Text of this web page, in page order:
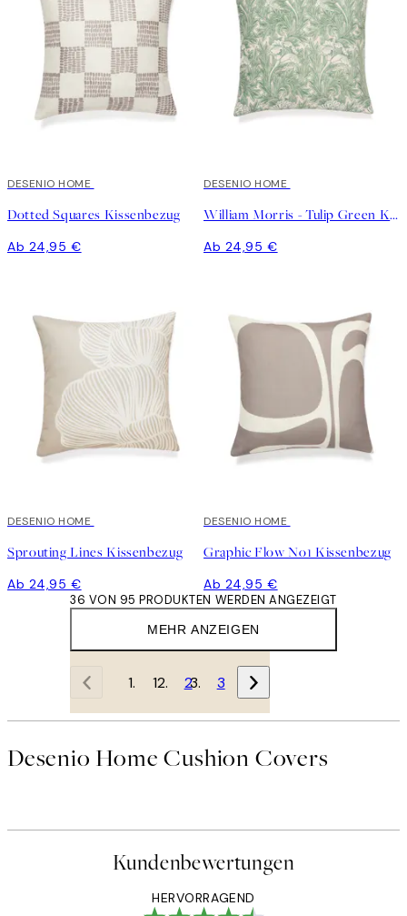
DESENIO HOME
Dotted Squares Kissenbezug
Ab 24,95 €
DESENIO HOME
William Morris - Tulip Green Kissenbezug
Ab 24,95 €
DESENIO HOME
Sprouting Lines Kissenbezug
Ab 24,95 €
DESENIO HOME
Graphic Flow No1 Kissenbezug
Ab 24,95 €
MEHR ANZEIGEN
36 VON 95 PRODUKTEN WERDEN ANGEZEIGT
1 2 3
Desenio Home Cushion Covers
Kundenbewertungen
HERVORRAGEND